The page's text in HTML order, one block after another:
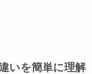
いを簡単に理解